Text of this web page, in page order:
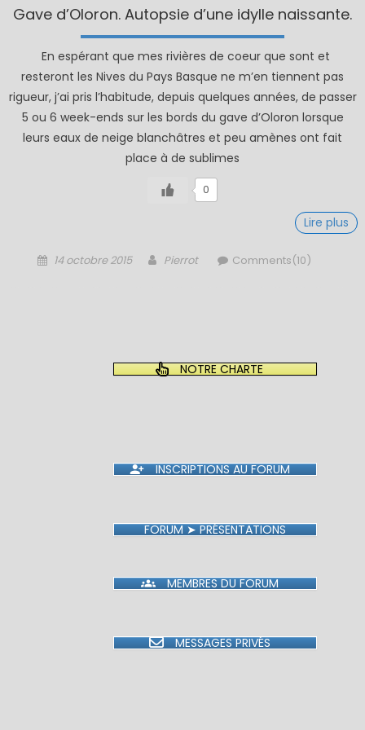
Gave d’Oloron. Autopsie d’une idylle naissante.
En espérant que mes rivières de coeur que sont et
resteront les Nives du Pays Basque ne m’en tiennent pas
rigueur, j’ai pris l’habitude, depuis quelques années, de passer
5 ou 6 week-ends sur les bords du gave d’Oloron lorsque
leurs eaux de neige blanchâtres et peu amènes ont fait
place à de sublimes
0
Lire plus
Posted
14 octobre 2015 Author
Pierrot Comments(10)
NOTRE CHARTE
INSCRIPTIONS AU FORUM
FORUM ➤ PRÉSENTATIONS
MEMBRES DU FORUM
MESSAGES PRIVÉS